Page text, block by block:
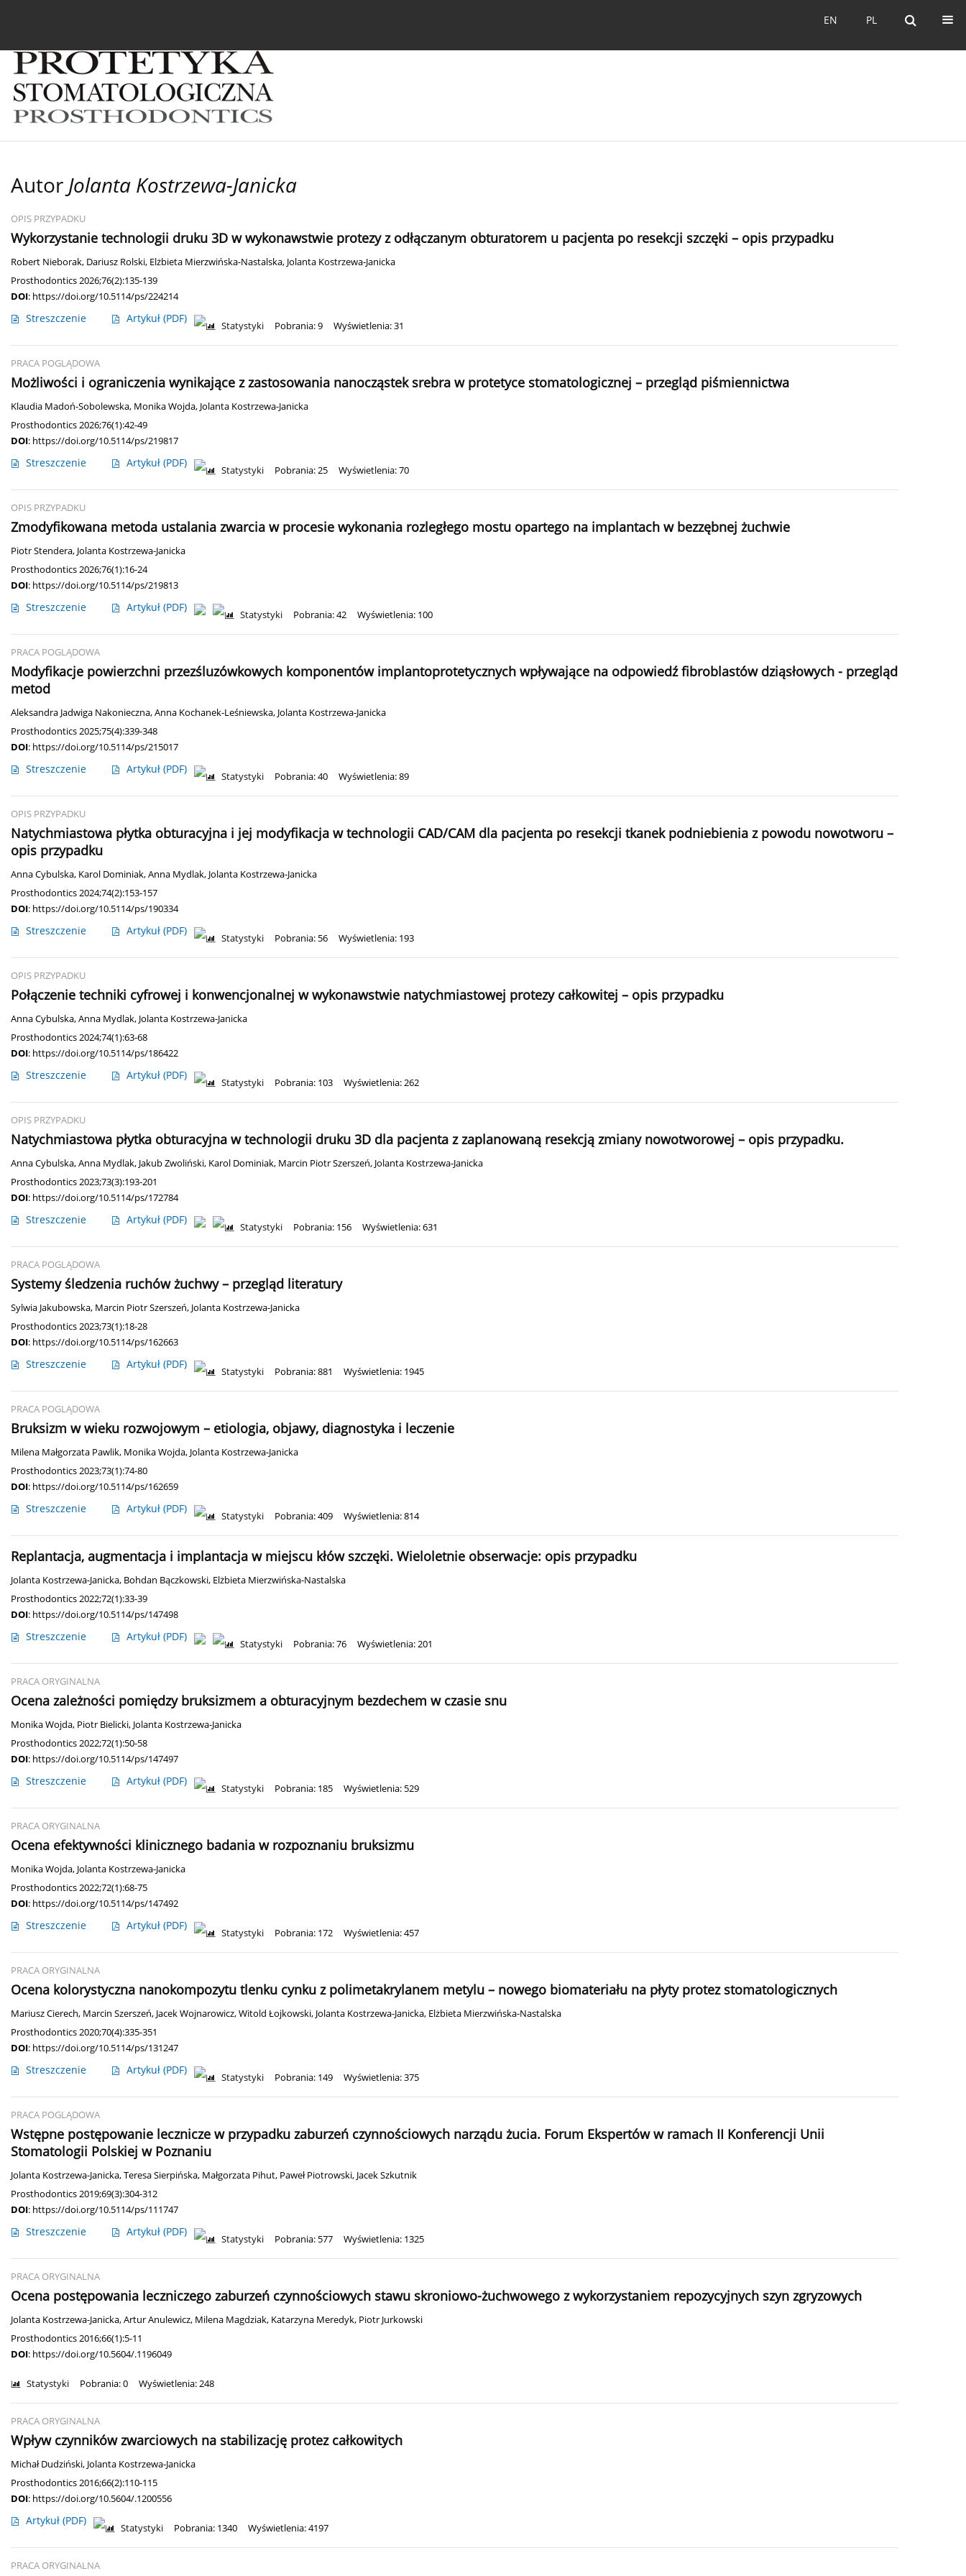
PL
EN PL
EN
Autor Jolanta Kostrzewa-Janicka
OPIS PRZYPADKU
Wykorzystanie technologii druku 3D w wykonawstwie protezy z odłączanym obturatorem u pacjenta po resekcji szczęki – opis przypadku
Robert Nieborak, Dariusz Rolski, Elżbieta Mierzwińska-Nastalska, Jolanta Kostrzewa-Janicka
Prosthodontics 2026;76(2):135-139
DOI: https://doi.org/10.5114/ps/224214
Streszczenie Artykuł (PDF)
Statystyki Pobrania: 9 Wyświetlenia: 31
PRACA POGLĄDOWA
Możliwości i ograniczenia wynikające z zastosowania nanocząstek srebra w protetyce stomatologicznej – przegląd piśmiennictwa
Klaudia Madoń-Sobolewska, Monika Wojda, Jolanta Kostrzewa-Janicka
Prosthodontics 2026;76(1):42-49
DOI: https://doi.org/10.5114/ps/219817
Streszczenie Artykuł (PDF)
Statystyki Pobrania: 25 Wyświetlenia: 70
OPIS PRZYPADKU
Zmodyfikowana metoda ustalania zwarcia w procesie wykonania rozległego mostu opartego na implantach w bezzębnej żuchwie
Piotr Stendera, Jolanta Kostrzewa-Janicka
Prosthodontics 2026;76(1):16-24
DOI: https://doi.org/10.5114/ps/219813
Streszczenie Artykuł (PDF)
Statystyki Pobrania: 42 Wyświetlenia: 100
PRACA POGLĄDOWA
Modyfikacje powierzchni przezśluzówkowych komponentów implantoprotetycznych wpływające na odpowiedź fibroblastów dziąsłowych - przegląd
metod
Aleksandra Jadwiga Nakonieczna,Anna Kochanek-Leśniewska, Jolanta Kostrzewa-Janicka
Prosthodontics 2025;75(4):339-348
DOI: https://doi.org/10.5114/ps/215017
Streszczenie Artykuł (PDF)
Statystyki Pobrania: 40 Wyświetlenia: 89
OPIS PRZYPADKU
Natychmiastowa płytka obturacyjna i jej modyfikacja w technologii CAD/CAM dla pacjenta po resekcji tkanek podniebienia z powodu nowotworu –
opis przypadku
Anna Cybulska, Karol Dominiak,Anna Mydlak, Jolanta Kostrzewa-Janicka
Prosthodontics 2024;74(2):153-157
DOI: https://doi.org/10.5114/ps/190334
Streszczenie Artykuł (PDF)
Statystyki Pobrania: 56 Wyświetlenia: 193
OPIS PRZYPADKU
Połączenie techniki cyfrowej i konwencjonalnej w wykonawstwie natychmiastowej protezy całkowitej – opis przypadku
Anna Cybulska,Anna Mydlak, Jolanta Kostrzewa-Janicka
Prosthodontics 2024;74(1):63-68
DOI: https://doi.org/10.5114/ps/186422
Streszczenie Artykuł (PDF)
Statystyki Pobrania: 103 Wyświetlenia: 262
OPIS PRZYPADKU
Natychmiastowa płytka obturacyjna w technologii druku 3D dla pacjenta z zaplanowaną resekcją zmiany nowotworowej – opis przypadku.
Anna Cybulska,Anna Mydlak, Jakub Zwoliński, Karol Dominiak, Marcin Piotr Szerszeń, Jolanta Kostrzewa-Janicka
Prosthodontics 2023;73(3):193-201
DOI: https://doi.org/10.5114/ps/172784
Streszczenie Artykuł (PDF)
Statystyki Pobrania: 156 Wyświetlenia: 631
PRACA POGLĄDOWA
Systemy śledzenia ruchów żuchwy – przegląd literatury
Sylwia Jakubowska, Marcin Piotr Szerszeń, Jolanta Kostrzewa-Janicka
Prosthodontics 2023;73(1):18-28
DOI: https://doi.org/10.5114/ps/162663
Streszczenie Artykuł (PDF)
Statystyki Pobrania: 881 Wyświetlenia: 1945
PRACA POGLĄDOWA
Bruksizm w wieku rozwojowym – etiologia, objawy, diagnostyka i leczenie
Milena Małgorzata Pawlik, Monika Wojda, Jolanta Kostrzewa-Janicka
Prosthodontics 2023;73(1):74-80
DOI: https://doi.org/10.5114/ps/162659
Streszczenie Artykuł (PDF)
Statystyki Pobrania: 409 Wyświetlenia: 814
Replantacja, augmentacja i implantacja w miejscu kłów szczęki. Wieloletnie obserwacje: opis przypadku
Jolanta Kostrzewa-Janicka, Bohdan Bączkowski, Elżbieta Mierzwińska-Nastalska
Prosthodontics 2022;72(1):33-39
DOI: https://doi.org/10.5114/ps/147498
Streszczenie Artykuł (PDF)
Statystyki Pobrania: 76 Wyświetlenia: 201
PRACA ORYGINALNA
Ocena zależności pomiędzy bruksizmem a obturacyjnym bezdechem w czasie snu
Monika Wojda, Piotr Bielicki, Jolanta Kostrzewa-Janicka
Prosthodontics 2022;72(1):50-58
DOI: https://doi.org/10.5114/ps/147497
Streszczenie Artykuł (PDF)
Statystyki Pobrania: 185 Wyświetlenia: 529
PRACA ORYGINALNA
Ocena efektywności klinicznego badania w rozpoznaniu bruksizmu
Monika Wojda, Jolanta Kostrzewa-Janicka
Prosthodontics 2022;72(1):68-75
DOI: https://doi.org/10.5114/ps/147492
Streszczenie Artykuł (PDF)
Statystyki Pobrania: 172 Wyświetlenia: 457
PRACA ORYGINALNA
Ocena kolorystyczna nanokompozytu tlenku cynku z polimetakrylanem metylu – nowego biomateriału na płyty protez stomatologicznych
Mariusz Cierech, Marcin Szerszeń, Jacek Wojnarowicz,Witold Łojkowski, Jolanta Kostrzewa-Janicka, Elżbieta Mierzwińska-Nastalska
Prosthodontics 2020;70(4):335-351
DOI: https://doi.org/10.5114/ps/131247
Streszczenie Artykuł (PDF)
Statystyki Pobrania: 149 Wyświetlenia: 375
PRACA POGLĄDOWA
Wstępne postępowanie lecznicze w przypadku zaburzeń czynnościowych narządu żucia. Forum Ekspertów w ramach II Konferencji Unii
Stomatologii Polskiej w Poznaniu
Jolanta Kostrzewa-Janicka,Teresa Sierpińska, Małgorzata Pihut, Paweł Piotrowski, Jacek Szkutnik
Prosthodontics 2019;69(3):304-312
DOI: https://doi.org/10.5114/ps/111747
Streszczenie Artykuł (PDF)
Statystyki Pobrania: 577 Wyświetlenia: 1325
PRACA ORYGINALNA
Ocena postępowania leczniczego zaburzeń czynnościowych stawu skroniowo-żuchwowego z wykorzystaniem repozycyjnych szyn zgryzowych
Jolanta Kostrzewa-Janicka,Artur Anulewicz, Milena Magdziak, Katarzyna Meredyk, Piotr Jurkowski
Prosthodontics 2016;66(1):5-11
DOI: https://doi.org/10.5604/.1196049
Statystyki Pobrania: 0 Wyświetlenia: 248
PRACA ORYGINALNA
Wpływ czynników zwarciowych na stabilizację protez całkowitych
Michał Dudziński, Jolanta Kostrzewa-Janicka
Prosthodontics 2016;66(2):110-115
DOI: https://doi.org/10.5604/.1200556
Artykuł (PDF)
Statystyki Pobrania: 1340 Wyświetlenia: 4197
PRACA ORYGINALNA